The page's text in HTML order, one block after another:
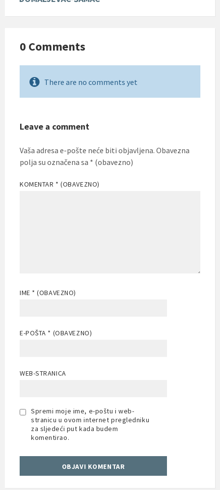
0 Comments
There are no comments yet
Leave a comment
Vaša adresa e-pošte neće biti objavljena. Obavezna
polja su označena sa * (obavezno)
KOMENTAR * (OBAVEZNO)
IME * (OBAVEZNO)
E-POŠTA * (OBAVEZNO)
WEB-STRANICA
Spremi moje ime, e-poštu i web-
stranicu u ovom internet pregledniku
za sljedeći put kada budem
komentirao.